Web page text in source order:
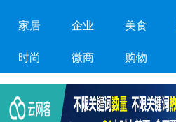
家居 企业 美食
时尚 微商 购物